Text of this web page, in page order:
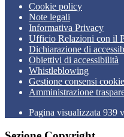
Cookie policy
Note legali
Informativa Privacy
Ufficio Relazioni con il
Dichiarazione di
Obiettivi di accessibilità
Whistleblowing
Gestione consensi cookie
Amministrazione
Pagina visualizzata 939